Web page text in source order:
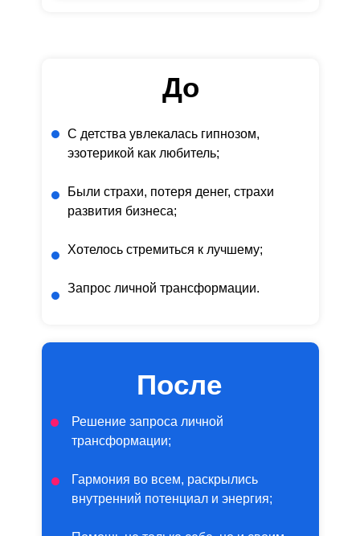
До
После
С детства увлекалась гипнозом,
эзотерикой как любитель;
Были страхи, потеря денег, страхи
развития бизнеса;
Хотелось стремиться к лучшему;
Запрос личной трансформации.
Решение запроса личной
трансформации;
Гармония во всем, раскрылись
внутренний потенциал и энергия;